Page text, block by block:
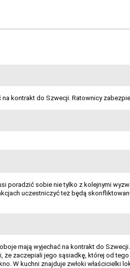
kontrakt do Szwecji. Ratownicy
poradzić sobie nie tylko z kolejnymi
uczestniczyć też będą
mają wyjechać na kontrakt do
zaczepiali jego sąsiadkę, której od
W kuchni znajduje zwłoki właścicielki